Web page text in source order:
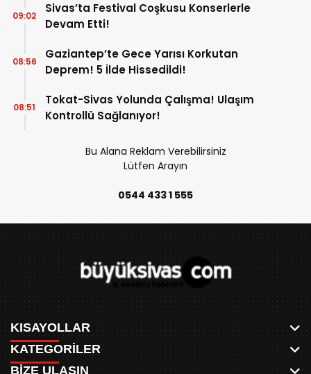
Sivas’ta Festival Coşkusu Konserlerle
Devam Etti!
09:02
Gaziantep’te Gece Yarısı Korkutan
Deprem! 5 İlde Hissedildi!
08:56
Tokat-Sivas Yolunda Çalışma! Ulaşım
Kontrollü Sağlanıyor!
08:51
Bu Alana Reklam Verebilirsiniz
Lütfen Arayın
0544 433 1 555
KISAYOLLAR
ANASAYFA
KATEGORİLER
BİZE ULAŞIN